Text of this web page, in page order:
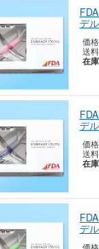
デ
価
送
在
デ
価
送
在
デ
価